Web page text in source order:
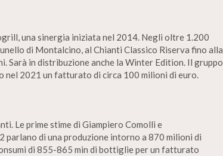
una sinergia iniziata nel 2014. Negli oltre 1.200
di Montalcino, al Chianti Classico Riserva fino alla
Sarà in distribuzione anche la Winter Edition. Il gruppo
2021 un fatturato di circa 100 milioni di euro.
Le prime stime di Giampiero Comolli e
parlano di una produzione intorno a 870 milioni di
di 855-865 min di bottiglie per un fatturato